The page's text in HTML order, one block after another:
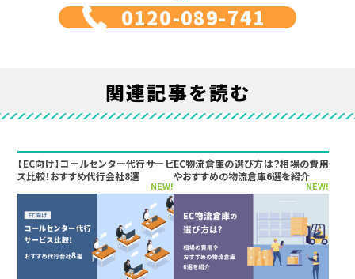
0120-089-741
関連記事を読む
【EC向け】コールセンター代行サービ
ス比較！おすすめ代行会社8選
NEW!
EC物流倉庫の選び方は？相場の費用
やおすすめの物流倉庫6選を紹介
NEW!